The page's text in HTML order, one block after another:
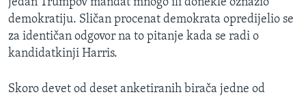
demokratiju. Sličan procenat demokrata opredijelio se
za identičan odgovor na to pitanje kada se radi o
kandidatkinji Harris.
Skoro devet od deset anketiranih birača jedne od